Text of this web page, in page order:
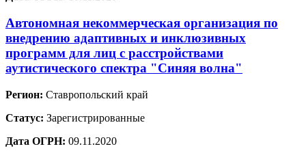
Автономная некоммерческая организация по
внедрению адаптивных и инклюзивных
программ для лиц с расстройствами
аутистического спектра "Синяя волна"
Регион: Ставропольский край
Статус: Зарегистрированные
Дата ОГРН: 09.11.2020